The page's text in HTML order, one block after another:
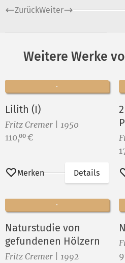
ZurückWeiter
Weitere Werke
Lilith (I)
Fritz Cremer | 1950
Preis:
110,00 €
Merken Details
Naturstudie von
gefundenen Hölzern
Fritz Cremer | 1992